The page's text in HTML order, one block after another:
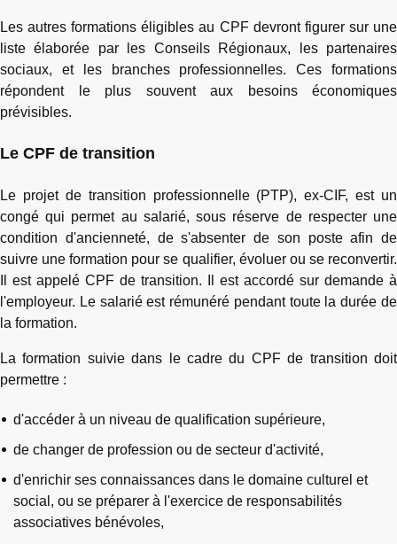
Les autres formations éligibles au CPF devront figurer sur une
liste élaborée par les Conseils Régionaux, les partenaires
sociaux, et les branches professionnelles. Ces formations
répondent le plus souvent aux besoins économiques
prévisibles.
Le CPF de transition
Le projet de transition professionnelle (PTP), ex-CIF, est un
congé qui permet au salarié, sous réserve de respecter une
condition d'ancienneté, de s'absenter de son poste afin de
suivre une formation pour se qualifier, évoluer ou se reconvertir.
Il est appelé CPF de transition. Il est accordé sur demande à
l'employeur. Le salarié est rémunéré pendant toute la durée de
la formation.
La formation suivie dans le cadre du CPF de transition doit
permettre :
d'accéder à un niveau de qualification supérieure,
de changer de profession ou de secteur d'activité,
d'enrichir ses connaissances dans le domaine culturel et
social, ou se préparer à l'exercice de responsabilités
associatives bénévoles,